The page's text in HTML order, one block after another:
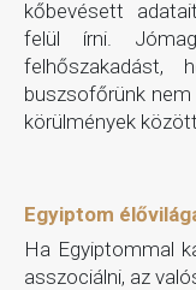
kőbevésett
felül írni.
buszsofőrünk
körülmények
Egyiptom
Ha Egyiptommal
asszociálni, az